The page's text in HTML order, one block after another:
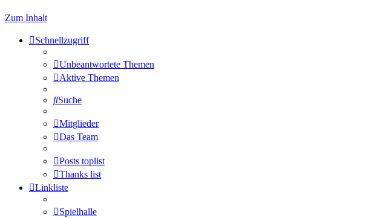
Zum Inhalt
Schnellzugriff
Unbeantwortete Themen
Aktive Themen
Suche
Mitglieder
Das Team
Posts toplist
Thanks list
Linkliste
Spielhalle